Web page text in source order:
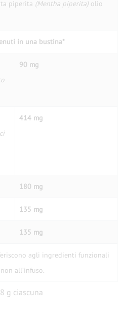
piperita (Mentha piperita) olio
in una bustina*
90 mg
414 mg
180 mg
135 mg
135 mg
agli ingredienti funzionali
all’infuso.
g ciascuna